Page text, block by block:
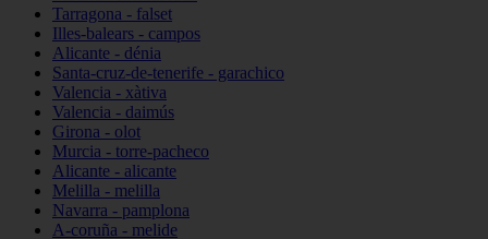
Tarragona - falset
Illes-balears - campos
Alicante - dénia
Santa-cruz-de-tenerife - garachico
Valencia - xàtiva
Valencia - daimús
Girona - olot
Murcia - torre-pacheco
Alicante - alicante
Melilla - melilla
Navarra - pamplona
A-coruña - melide